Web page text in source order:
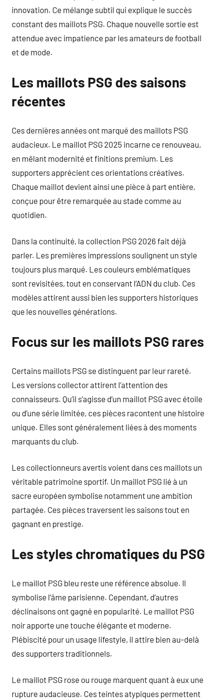
innovation. Ce mélange subtil qui explique le succès
constant des maillots PSG. Chaque nouvelle sortie est
attendue avec impatience par les amateurs de football
et de mode.
Les maillots PSG des saisons
récentes
Ces dernières années ont marqué des maillots PSG
audacieux. Le maillot PSG 2025 incarne ce renouveau,
en mêlant modernité et finitions premium. Les
supporters apprécient ces orientations créatives.
Chaque maillot devient ainsi une pièce à part entière,
conçue pour être remarquée au stade comme au
quotidien.
Dans la continuité, la collection PSG 2026 fait déjà
parler. Les premières impressions soulignent un style
toujours plus marqué. Les couleurs emblématiques
sont revisitées, tout en conservant l’ADN du club. Ces
modèles attirent aussi bien les supporters historiques
que les nouvelles générations.
Focus sur les maillots PSG rares
Certains maillots PSG se distinguent par leur rareté.
Les versions collector attirent l’attention des
connaisseurs. Qu’il s’agisse d’un maillot PSG avec étoile
ou d’une série limitée, ces pièces racontent une histoire
unique. Elles sont généralement liées à des moments
marquants du club.
Les collectionneurs avertis voient dans ces maillots un
véritable patrimoine sportif. Un maillot PSG lié à un
sacre européen symbolise notamment une ambition
partagée. Ces pièces traversent les saisons tout en
gagnant en prestige.
Les styles chromatiques du PSG
Le maillot PSG bleu reste une référence absolue. Il
symbolise l’âme parisienne. Cependant, d’autres
déclinaisons ont gagné en popularité. Le maillot PSG
noir apporte une touche élégante et moderne.
Plébiscité pour un usage lifestyle, il attire bien au-delà
des supporters traditionnels.
Le maillot PSG rose ou rouge marquent quant à eux une
rupture audacieuse. Ces teintes atypiques permettent